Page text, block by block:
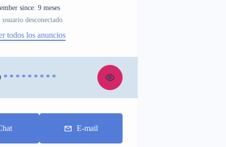
since: 9 meses
usuario desconectado
todos los anuncios
* * * * * * * * *
E-mail